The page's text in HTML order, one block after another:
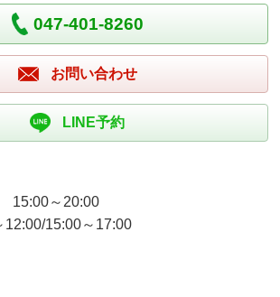
047-401-8260
お問い合わせ
LINE予約
15:00～20:00
12:00/15:00～17:00